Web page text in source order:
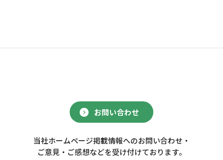
お問い合わせ
当社ホームページ掲載情報へのお問い合わせ・
ご意見・ご感想などを受け付けております。